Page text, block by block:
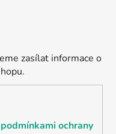
zasílat informace o
podmínkami ochrany